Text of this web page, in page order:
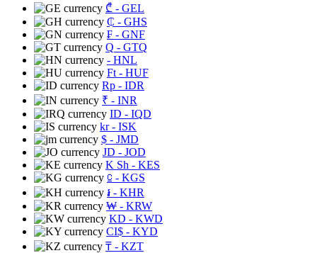
₾ - GEL
₵ - GHS
₣ - GNF
Q - GTQ
- HNL
Ft - HUF
Rp - IDR
₹ - INR
ID - IQD
kr- ISK
$ - JMD
JD - JOD
K Sh - KES
⃀ - KGS
៛ - KHR
₩ - KRW
KD - KWD
CI$ - KYD
₸ - KZT